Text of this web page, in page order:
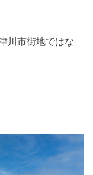
川市街地ではな